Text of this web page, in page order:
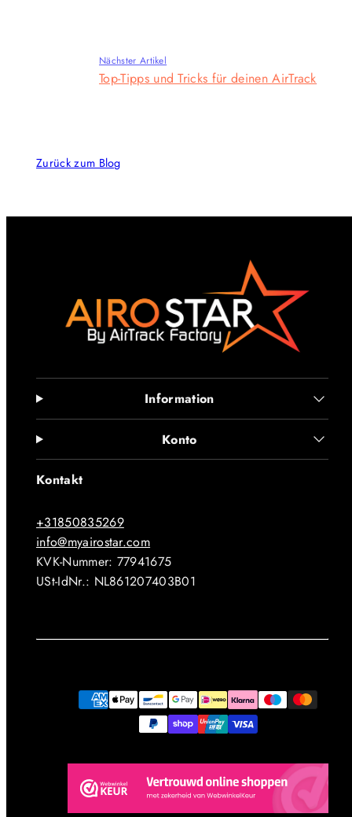
Nächster Artikel
Top-Tipps und Tricks für deinen AirTrack
Zurück zum Blog
Information
Konto
Kontakt
+31850835269
info@myairostar.com
KVK-Nummer: 77941675
USt-IdNr.: NL861207403B01
Zahlungsmethoden
Facebook
Instagram
YouTube